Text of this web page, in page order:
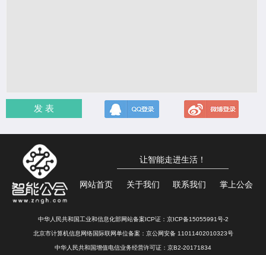
发 表
让智能走进生活！
网站首页 关于我们 联系我们 掌上公会
中华人民共和国工业和信息化部网站备案ICP证： 京ICP备15055991号-2
北京市计算机信息网络国际联网单位备案： 京公网安备 11011402010323号
中华人民共和国增值电信业务经营许可证：京B2-20171834